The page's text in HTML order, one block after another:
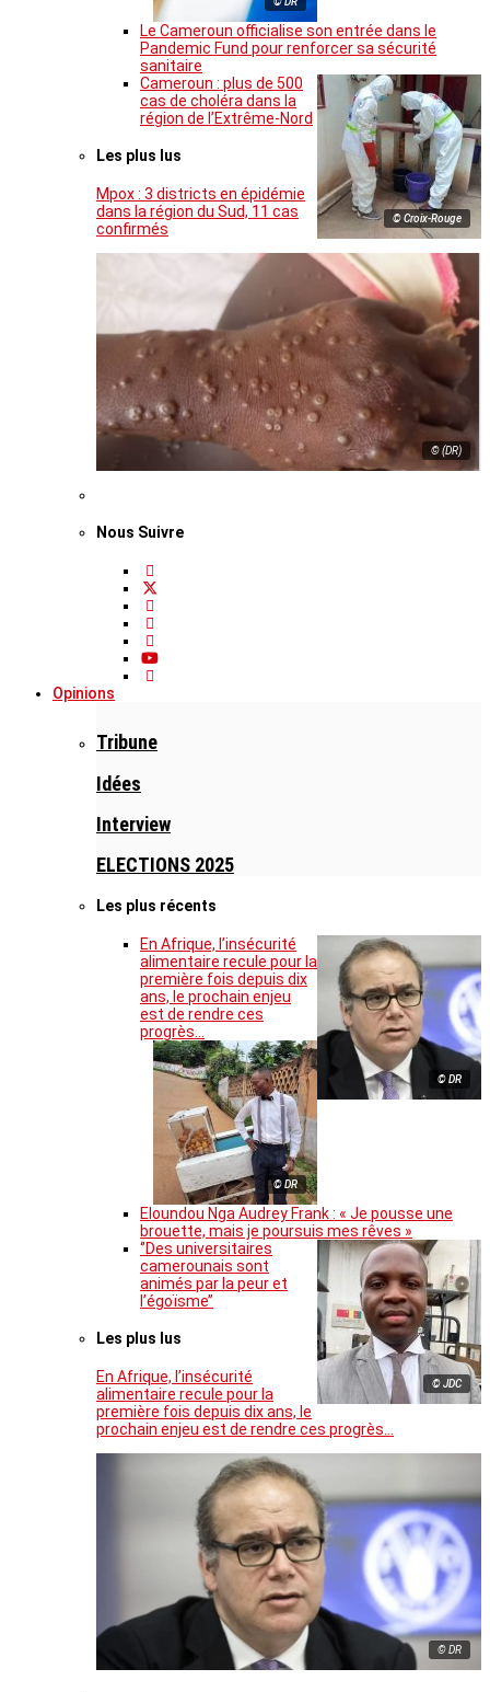
Le Cameroun officialise son entrée dans le
Pandemic Fund pour renforcer sa sécurité
sanitaire
© Croix-Rouge
Cameroun : plus de 500
cas de choléra dans la
région de l’Extrême-Nord
Les plus lus
Mpox : 3 districts en épidémie
dans la région du Sud, 11 cas
confirmés
© (DR)
Nous Suivre
Opinions
Tribune
Idées
Interview
ELECTIONS 2025
Les plus récents
© DR
En Afrique, l’insécurité
alimentaire recule pour la
première fois depuis dix
ans, le prochain enjeu
est de rendre ces
progrès…
© DR
Eloundou Nga Audrey Frank : « Je pousse une
brouette, mais je poursuis mes rêves »
© JDC
‘’Des universitaires
camerounais sont
animés par la peur et
l’égoïsme’’
Les plus lus
En Afrique, l’insécurité
alimentaire recule pour la
première fois depuis dix ans, le
prochain enjeu est de rendre ces progrès…
© DR